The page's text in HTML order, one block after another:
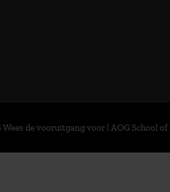
de vooruitgang voor | AOG School